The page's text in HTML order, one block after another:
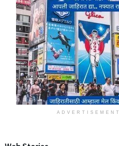
ADVERTISEMENT